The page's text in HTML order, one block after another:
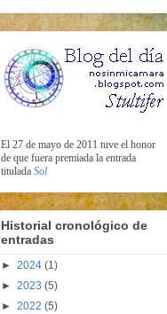
El 27 de mayo de 2011 tuve el honor
de que fuera premiada la entrada
titulada Sol
Historial cronológico de
entradas
► 2024 (1)
► 2023 (5)
► 2022 (5)